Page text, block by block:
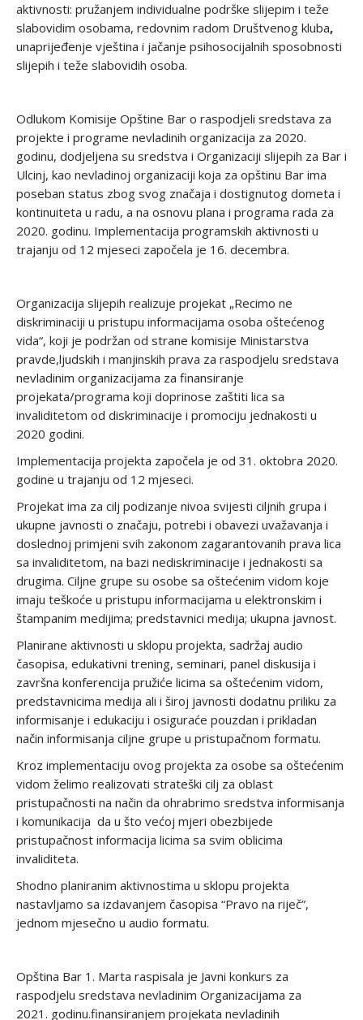
aktivnosti: pružanjem individualne podrške slijepim i teže
slabovidim osobama, redovnim radom Društvenog kluba,
unaprijeđenje vještina i jačanje psihosocijalnih sposobnosti
slijepih i teže slabovidih osoba.
Odlukom Komisije Opštine Bar o raspodjeli sredstava za
projekte i programe nevladinih organizacija za 2020.
godinu, dodjeljena su sredstva i Organizaciji slijepih za Bar i
Ulcinj, kao nevladinoj organizaciji koja za opštinu Bar ima
poseban status zbog svog značaja i dostignutog dometa i
kontinuiteta u radu, a na osnovu plana i programa rada za
2020. godinu. Implementacija programskih aktivnosti u
trajanju od 12 mjeseci započela je 16. decembra.
Organizacija slijepih realizuje projekat „Recimo ne
diskriminaciji u pristupu informacijama osoba oštećenog
vida“, koji je podržan od strane komisije Ministarstva
pravde,ljudskih i manjinskih prava za raspodjelu sredstava
nevladinim organizacijama za finansiranje
projekata/programa koji doprinose zaštiti lica sa
invaliditetom od diskriminacije i promociju jednakosti u
2020 godini.
Implementacija projekta započela je od 31. oktobra 2020.
godine u trajanju od 12 mjeseci.
Projekat ima za cilj podizanje nivoa svijesti ciljnih grupa i
ukupne javnosti o značaju, potrebi i obavezi uvažavanja i
doslednoj primjeni svih zakonom zagarantovanih prava lica
sa invaliditetom, na bazi nediskriminacije i jednakosti sa
drugima. Ciljne grupe su osobe sa oštećenim vidom koje
imaju teškoće u pristupu informacijama u elektronskim i
štampanim medijima; predstavnici medija; ukupna javnost.
Planirane aktivnosti u sklopu projekta, sadržaj audio
časopisa, edukativni trening, seminari, panel diskusija i
završna konferencija pružiće licima sa oštećenim vidom,
predstavnicima medija ali i široj javnosti dodatnu priliku za
informisanje i edukaciju i osiguraće pouzdan i prikladan
način informisanja ciljne grupe u pristupačnom formatu.
Kroz implementaciju ovog projekta za osobe sa oštećenim
vidom želimo realizovati strateški cilj za oblast
pristupačnosti na način da ohrabrimo sredstva informisanja
i komunikacija da u što većoj mjeri obezbijede
pristupačnost informacija licima sa svim oblicima
invaliditeta.
Shodno planiranim aktivnostima u sklopu projekta
nastavljamo sa izdavanjem časopisa “Pravo na riječ”,
jednom mjesečno u audio formatu.
Opština Bar 1. Marta raspisala je Javni konkurs za
raspodjelu sredstava nevladinim Organizacijama za
2021. godinu.finansiranjem projekata nevladinih